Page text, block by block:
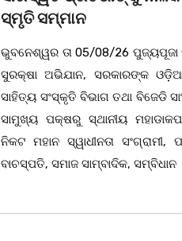
ସ୍ମୃତି ସମ୍ମାନ
ଭୁବନେଶ୍ୱର ତା 05/08/26 ପୁଜ୍ୟପୂଜା
ସୁରକ୍ଷା ଅଭିଯାନ, ସରକାରଙ୍କ ଓଡ଼ିଆ
ସାହିତ୍ୟ ସଂସ୍କୃତି ବିଭାଗ ତଥା ବିଜେଡି
ସାମୁଖ୍ୟ ପକ୍ଷରୁ ସ୍ଥାନୀୟ
ନିକଟ ମହାନ ସ୍ୱାଧୀନତା ସଂଗ୍ରାମୀ,
ବାଚସ୍ପତି, ସମାଜ ସାମ୍ବାଦିକ, ସମ୍ବିଧାନ